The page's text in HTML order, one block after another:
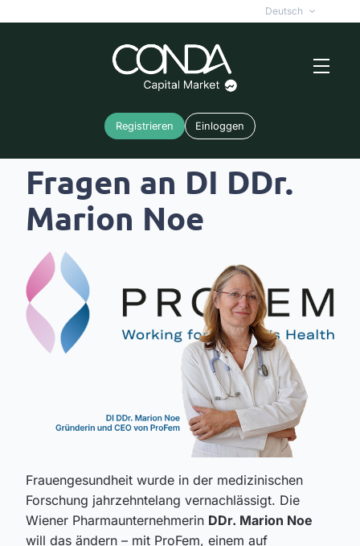
Deutsch
Registrieren Einloggen
Inside ProFem: 10
Fragen an DI DDr.
Marion Noe
Frauengesundheit wurde in der medizinischen
Forschung jahrzehntelang vernachlässigt. Die
Wiener Pharmaunternehmerin DDr. Marion Noe
will das ändern – mit ProFem, einem auf